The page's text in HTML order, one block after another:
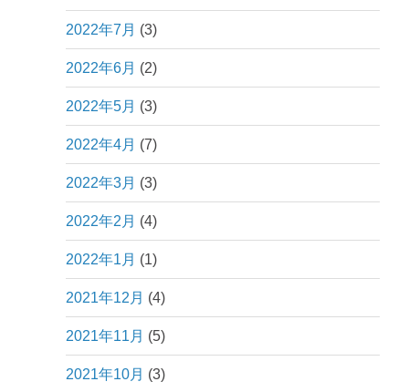
2022年7月 (3)
2022年6月 (2)
2022年5月 (3)
2022年4月 (7)
2022年3月 (3)
2022年2月 (4)
2022年1月 (1)
2021年12月 (4)
2021年11月 (5)
2021年10月 (3)